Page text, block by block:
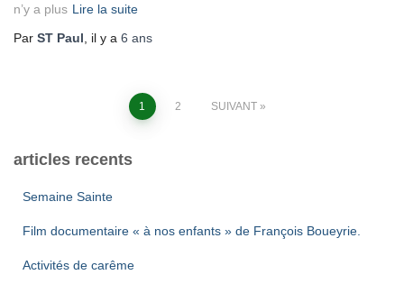
n’y a plus Lire la suite
Par ST Paul , il y a 6 ans
Pagination
des
publications
1 2 SUIVANT
articles recents
Semaine Sainte
Film documentaire « à nos enfants » de François Boueyrie.
Activités de carême